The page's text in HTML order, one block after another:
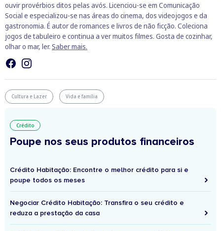
ouvir provérbios ditos pelas avós. Licenciou-se em Comunicação
Social e especializou-se nas áreas do cinema, dos videojogos e da
gastronomia. É autor de romances e livros de não ficção. Coleciona
jogos de tabuleiro e continua a ver muitos filmes. Gosta de cozinhar,
olhar o mar, ler. Saber mais.
Cultura e Lazer Vida e família
Crédito
Poupe nos seus produtos financeiros
Crédito Habitação: Encontre o melhor crédito para si e
poupe todos os meses
Negociar Crédito Habitação: Transfira o seu crédito e
reduza a prestação da casa